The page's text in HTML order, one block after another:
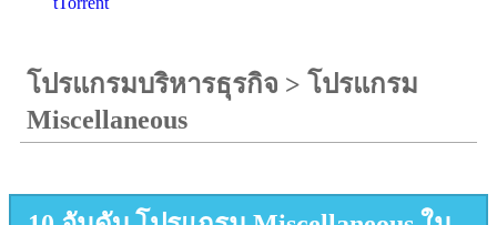
โปรแกรมบริหารธุรกิจ > โปรแกรม
Miscellaneous